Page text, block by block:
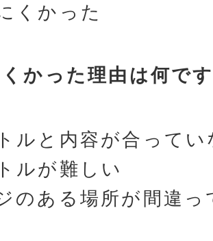
くかった
かった理由は何で
ルと内容が合ってい
ルが難しい
のある場所が間違っ